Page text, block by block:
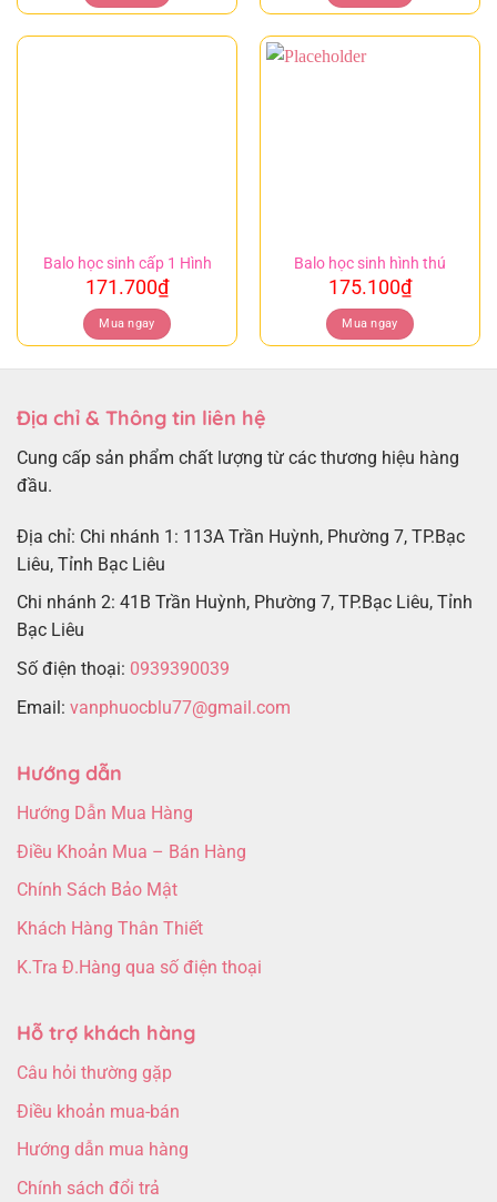
Balo học sinh cấp 1 Hình
171.700₫
Mua ngay
Balo học sinh hình thú
175.100₫
Mua ngay
Địa chỉ & Thông tin liên hệ
Cung cấp sản phẩm chất lượng từ các thương hiệu hàng
đầu.
Địa chỉ: Chi nhánh 1: 113A Trần Huỳnh, Phường 7, TP.Bạc
Liêu, Tỉnh Bạc Liêu
Chi nhánh 2: 41B Trần Huỳnh, Phường 7, TP.Bạc Liêu, Tỉnh
Bạc Liêu
Số điện thoại: 0939390039
Email: vanphuocblu77@gmail.com
Hướng dẫn
Hướng Dẫn Mua Hàng
Điều Khoản Mua – Bán Hàng
Chính Sách Bảo Mật
Khách Hàng Thân Thiết
K.Tra Đ.Hàng qua số điện thoại
Hỗ trợ khách hàng
Câu hỏi thường gặp
Điều khoản mua-bán
Hướng dẫn mua hàng
Chính sách đổi trả